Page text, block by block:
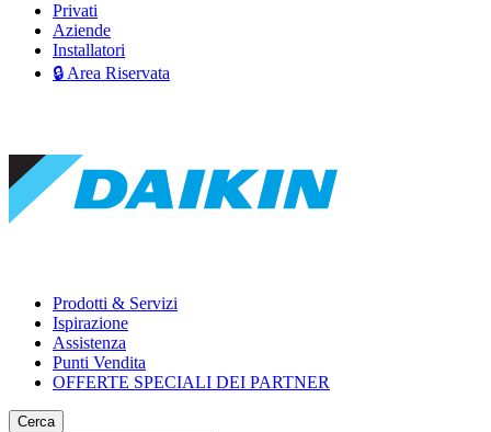
Privati
Aziende
Installatori
🔒 Area Riservata
Prodotti & Servizi
Ispirazione
Assistenza
Punti Vendita
OFFERTE SPECIALI DEI PARTNER
Cerca